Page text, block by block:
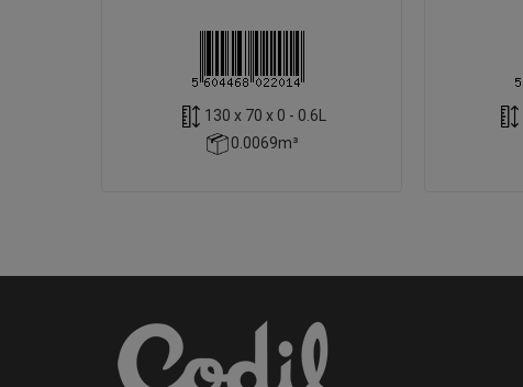
130 x 70 x 0 - 0.6L
0.0069m³